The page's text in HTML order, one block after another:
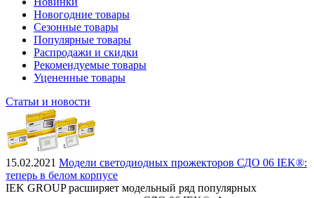
Новогодние товары
Сезонные товары
Популярные товары
Распродажи и скидки
Рекомендуемые товары
Уцененные товары
Статьи и новости
15.02.2021 Модели светодиодных прожекторов СДО 06 IEK®:
теперь в белом корпусе
IEK GROUP расширяет модельный ряд популярных